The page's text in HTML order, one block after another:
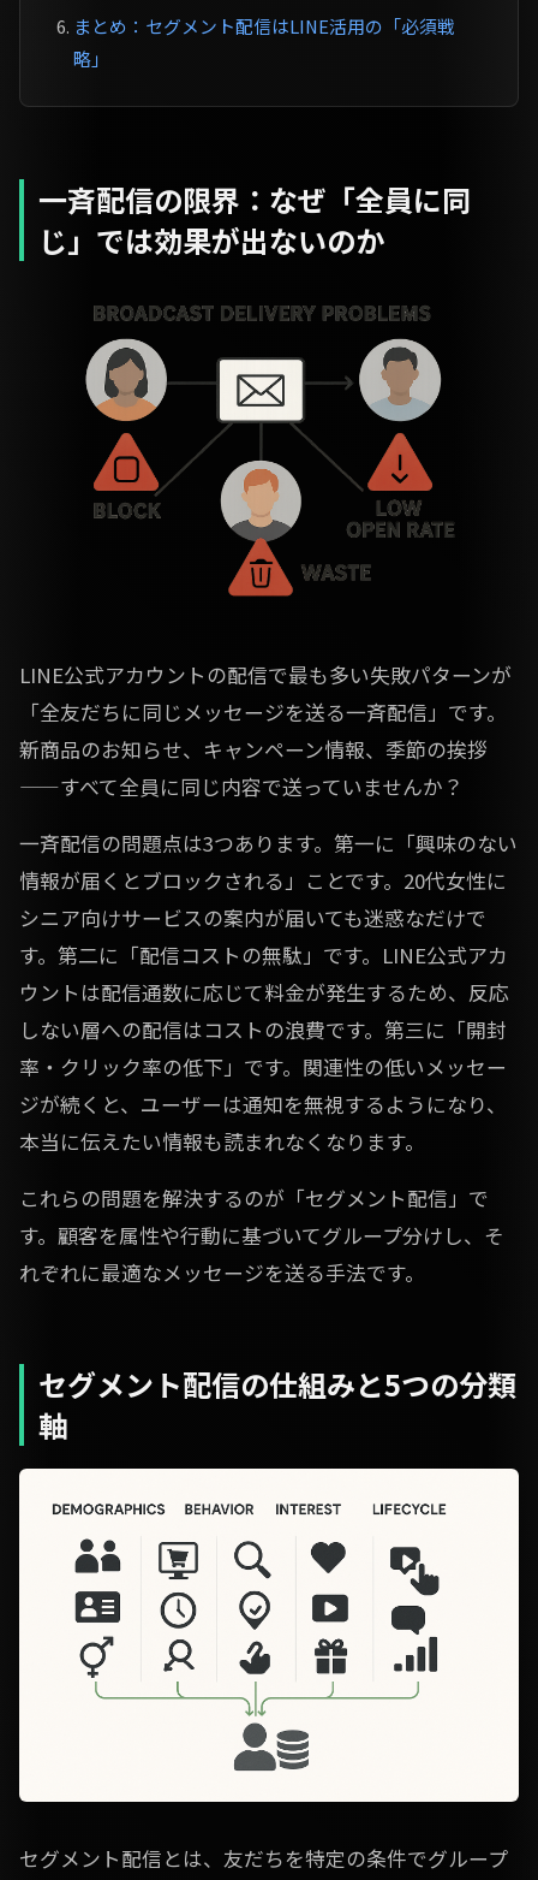
まとめ：セグメント配信はLINE活用の「必須戦
略」
一斉配信の限界：なぜ「全員に同
じ」では効果が出ないのか
LINE公式アカウントの配信で最も多い失敗パターンが
「全友だちに同じメッセージを送る一斉配信」です。
新商品のお知らせ、キャンペーン情報、季節の挨拶
——すべて全員に同じ内容で送っていませんか？
一斉配信の問題点は3つあります。第一に「興味のない
情報が届くとブロックされる」ことです。20代女性に
シニア向けサービスの案内が届いても迷惑なだけで
す。第二に「配信コストの無駄」です。LINE公式アカ
ウントは配信通数に応じて料金が発生するため、反応
しない層への配信はコストの浪費です。第三に「開封
率・クリック率の低下」です。関連性の低いメッセー
ジが続くと、ユーザーは通知を無視するようになり、
本当に伝えたい情報も読まれなくなります。
これらの問題を解決するのが「セグメント配信」で
す。顧客を属性や行動に基づいてグループ分けし、そ
れぞれに最適なメッセージを送る手法です。
セグメント配信の仕組みと5つの分類
軸
セグメント配信とは、友だちを特定の条件でグループ